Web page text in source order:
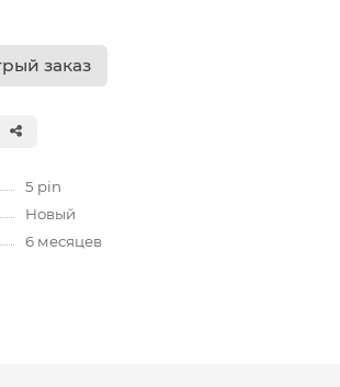
заказ
5 pin
Новый
6 месяцев